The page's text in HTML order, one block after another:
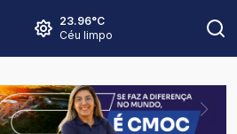
23.96°C
Céu limpo